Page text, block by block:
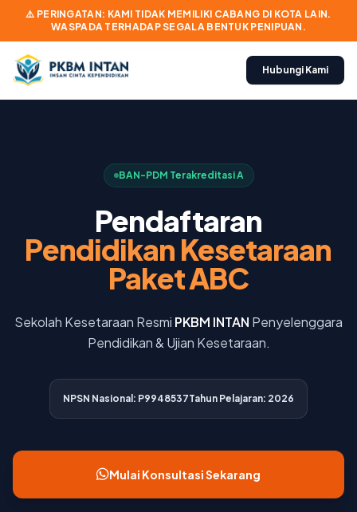
⚠️ PERINGATAN: KAMI TIDAK MEMILIKI CABANG DI KOTA LAIN.
WASPADA TERHADAP SEGALA BENTUK PENIPUAN.
Hubungi Kami
BAN-PDM Terakreditasi A
Pendaftaran
Pendidikan Kesetaraan
Paket ABC
Sekolah Kesetaraan Resmi PKBM INTAN Penyelenggara
Pendidikan & Ujian Kesetaraan.
NPSN Nasional: P9948537Tahun Pelajaran: 2026
Mulai Konsultasi Sekarang